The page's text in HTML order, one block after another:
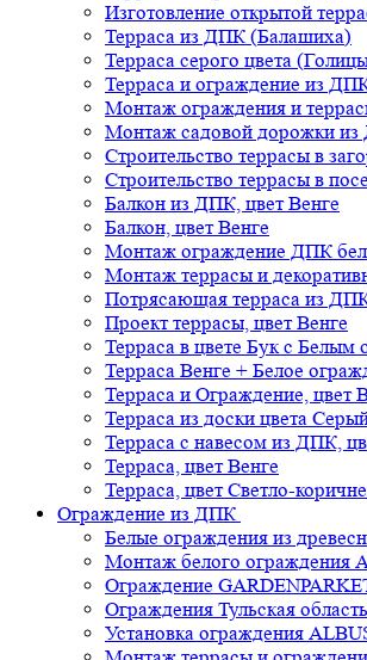
Изготовление открытой
Терраса из ДПК (Балашиха)
Терраса серого цвета
Терраса и ограждение из
Монтаж ограждения и
Монтаж садовой дорожки из
Строительство террасы в
Строительство террасы в
Балкон из ДПК, цвет Венге
Балкон, цвет Венге
Монтаж ограждение ДПК
Монтаж террасы и
Потрясающая терраса из
Проект террасы, цвет Венге
Терраса в цвете Бук с Белым
Терраса Венге + Белое
Терраса и Ограждение, цвет
Терраса из доски цвета
Терраса с навесом из ДПК,
Терраса, цвет Венге
Терраса, цвет Светло-
Ограждение из ДПК
Белые ограждения из
Монтаж белого ограждения
Ограждение
Ограждения Тульская
Установка ограждения